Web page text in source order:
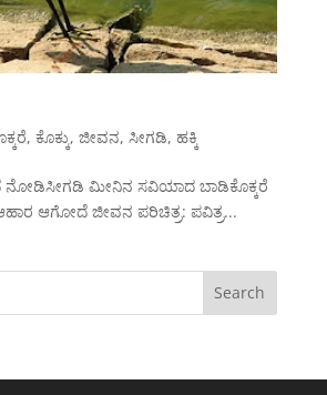
, ಕೊಕ್ಕು, ಜೀವನ, ಸೀಗಡಿ, ಹಕ್ಕಿ
ನೋಡಿಸೀಗಡಿ ಮೀನಿನ ಸವಿಯಾದ ಬಾಡಿಕೊಕ್ಕರೆ
ಆಗೋದೆ ಜೀವನ ಪರಿಚಿತ್ರ: ಪವಿತ್ರ...